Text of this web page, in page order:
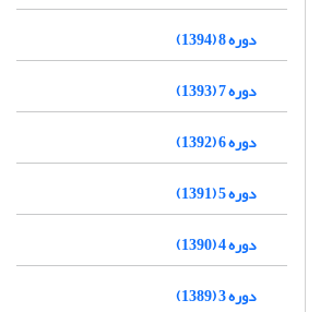
دوره 8 (1394)
دوره 7 (1393)
دوره 6 (1392)
دوره 5 (1391)
دوره 4 (1390)
دوره 3 (1389)